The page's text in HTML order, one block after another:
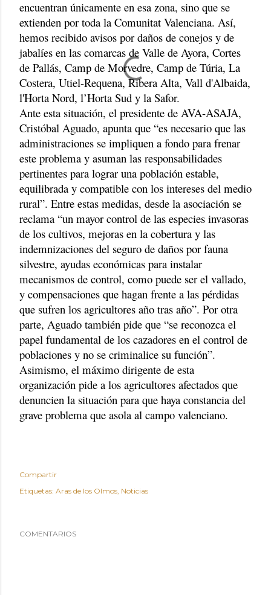
encuentran únicamente en esa zona, sino que se
extienden por toda la Comunitat Valenciana. Así,
hemos recibido avisos por daños de conejos y de
jabalíes en las comarcas de Valle de Ayora, Cortes
de Pallás, Camp de Morvedre, Camp de Túria, La
Costera, Utiel-Requena, Ribera Alta, Vall d'Albaida,
l'Horta Nord, l’Horta Sud y la Safor.
Ante esta situación, el presidente de AVA-ASAJA,
Cristóbal Aguado, apunta que “es necesario que las
administraciones se impliquen a fondo para frenar
este problema y asuman las responsabilidades
pertinentes para lograr una población estable,
equilibrada y compatible con los intereses del medio
rural”. Entre estas medidas, desde la asociación se
reclama “un mayor control de las especies invasoras
de los cultivos, mejoras en la cobertura y las
indemnizaciones del seguro de daños por fauna
silvestre, ayudas económicas para instalar
mecanismos de control, como puede ser el vallado,
y compensaciones que hagan frente a las pérdidas
que sufren los agricultores año tras año”. Por otra
parte, Aguado también pide que “se reconozca el
papel fundamental de los cazadores en el control de
poblaciones y no se criminalice su función”.
Asimismo, el máximo dirigente de esta
organización pide a los agricultores afectados que
denuncien la situación para que haya constancia del
grave problema que asola al campo valenciano.
Compartir
Etiquetas: Aras de los Olmos Noticias
COMENTARIOS